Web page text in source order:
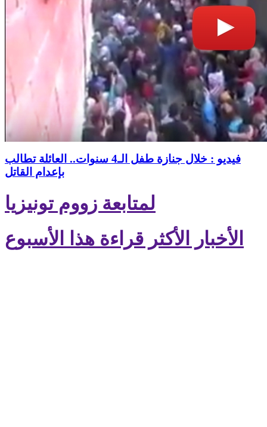
فيديو : خلال جنازة طفل الـ4 سنوات.. العائلة تطالب
بإعدام القاتل
لمتابعة زووم تونيزيا
الأخبار الأكثر قراءة هذا الأسبوع